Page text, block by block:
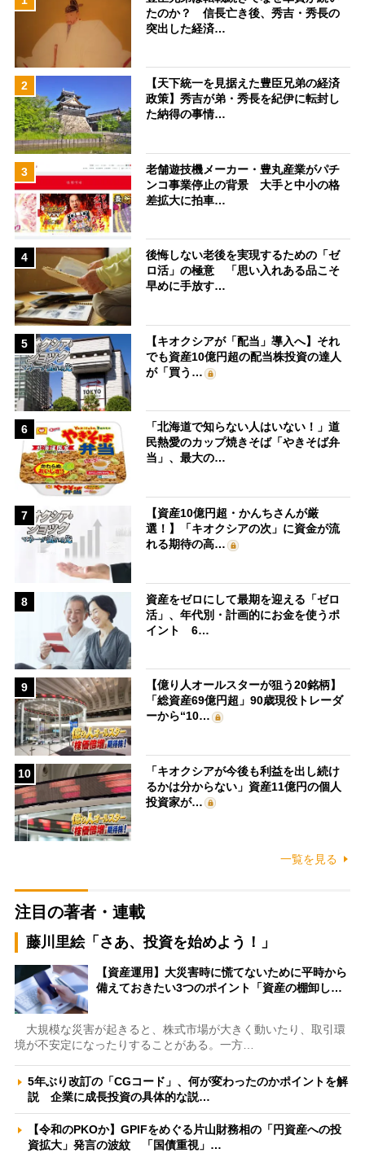
たのか？ 信長亡き後、秀吉・秀長の
突出した経済…
2
【天下統一を見据えた豊臣兄弟の経済
政策】秀吉が弟・秀長を紀伊に転封し
た納得の事情…
3
老舗遊技機メーカー・豊丸産業がパチ
ンコ事業停止の背景 大手と中小の格
差拡大に拍車…
4
後悔しない老後を実現するための「ゼ
ロ活」の極意 「思い入れある品こそ
早めに手放す…
5
【キオクシアが「配当」導入へ】それ
でも資産10億円超の配当株投資の達人
が「買う…
6
「北海道で知らない人はいない！」道
民熱愛のカップ焼きそば「やきそば弁
当」、最大の…
7
【資産10億円超・かんちさんが厳
選！】「キオクシアの次」に資金が流
れる期待の高…
8
資産をゼロにして最期を迎える「ゼロ
活」、年代別・計画的にお金を使うポ
イント 6…
9
【億り人オールスターが狙う20銘柄】
「総資産69億円超」90歳現役トレーダ
ーから“10…
10
「キオクシアが今後も利益を出し続け
るかは分からない」資産11億円の個人
投資家が…
一覧を見る
注目の著者・連載
藤川里絵「さあ、投資を始めよう！」
【資産運用】大災害時に慌てないために平時から
備えておきたい3つのポイント「資産の棚卸し…
大規模な災害が起きると、株式市場が大きく動いたり、取引環
境が不安定になったりすることがある。一方…
5年ぶり改訂の「CGコード」、何が変わったのかポイントを解
説 企業に成長投資の具体的な説…
【令和のPKOか】GPIFをめぐる片山財務相の「円資産への投
資拡大」発言の波紋 「国債重視」…